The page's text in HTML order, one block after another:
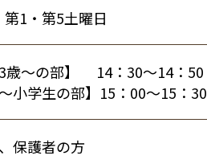
1・第5土曜日
3歳～の部】 14：30～14：50
～小学生の部】15：00～15：30
保護者の方